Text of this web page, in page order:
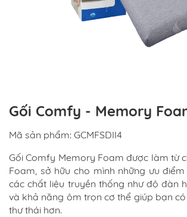
Gối Comfy - Memory
Mã sản phẩm: GCMFSDII4
Gối Comfy Memory Foam được làm từ
Foam, sở hữu cho mình những ưu
các chất liệu truyền thống như độ đàn
và khả năng ôm trọn cơ thể giúp bạn
thư thái hơn.